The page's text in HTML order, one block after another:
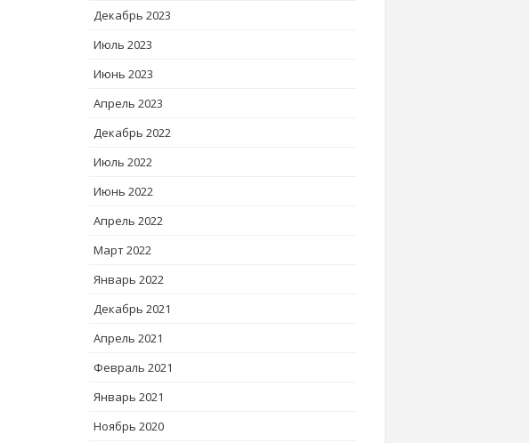
Декабрь 2023
Июль 2023
Июнь 2023
Апрель 2023
Декабрь 2022
Июль 2022
Июнь 2022
Апрель 2022
Март 2022
Январь 2022
Декабрь 2021
Апрель 2021
Февраль 2021
Январь 2021
Ноябрь 2020